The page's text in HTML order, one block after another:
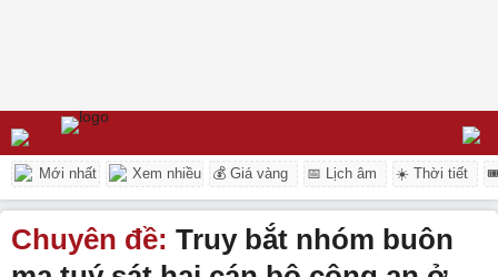
Mới nhất Xem nhiều 💰 Giá vàng 📅 Lịch âm ☀️ Thời tiết
Chuyên đề: Truy bắt nhóm buôn